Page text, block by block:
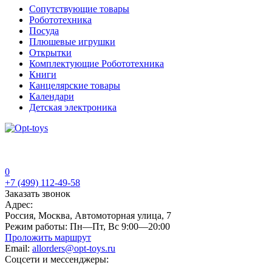
Сопутствующие товары
Робототехника
Посуда
Плюшевые игрушки
Открытки
Комплектующие Робототехника
Книги
Канцелярские товары
Календари
Детская электроника
0
+7 (499) 112-49-58
Заказать звонок
Адрес:
Россия, Москва, Автомоторная улица, 7
Режим работы: Пн—Пт, Вс 9:00—20:00
Проложить маршрут
Email: allorders@opt-toys.ru
Соцсети и мессенджеры: